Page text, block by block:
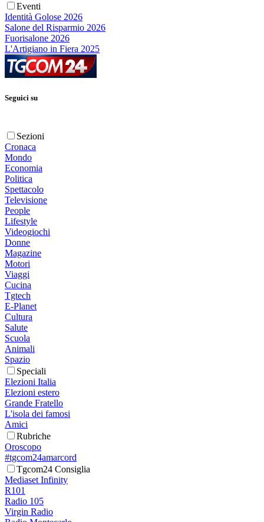
Eventi
Identità Golose 2026
Salone del Risparmio 2026
Fuorisalone 2026
L'Artigiano in Fiera 2025
Seguici su
Sezioni
Cronaca
Mondo
Economia
Politica
Spettacolo
Televisione
People
Lifestyle
Videogiochi
Donne
Magazine
Motori
Viaggi
Cucina
Tgtech
E-Planet
Cultura
Salute
Scuola
Animali
Spazio
Speciali
Elezioni Italia
Elezioni estero
Grande Fratello
L'isola dei famosi
Amici
Rubriche
Oroscopo
#tgcom24amarcord
Tgcom24 Consiglia
Mediaset Infinity
R101
Radio 105
Virgin Radio